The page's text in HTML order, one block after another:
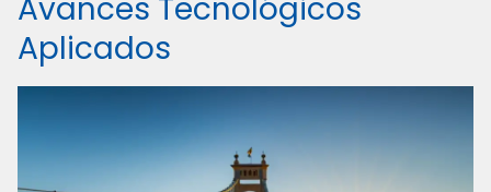
Avances Tecnológicos
Aplicados